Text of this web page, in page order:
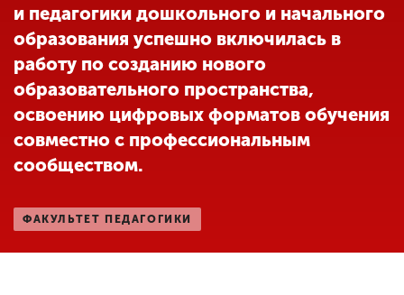
Студенческая жизнь
Сведения об
образовательной
организации
ENG SPN CHI
и педагогики дошкольного и начального
образования успешно включилась в
работу по созданию нового
образовательного пространства,
освоению цифровых форматов обучения
совместно с профессиональным
сообществом.
ФАКУЛЬТЕТ ПЕДАГОГИКИ